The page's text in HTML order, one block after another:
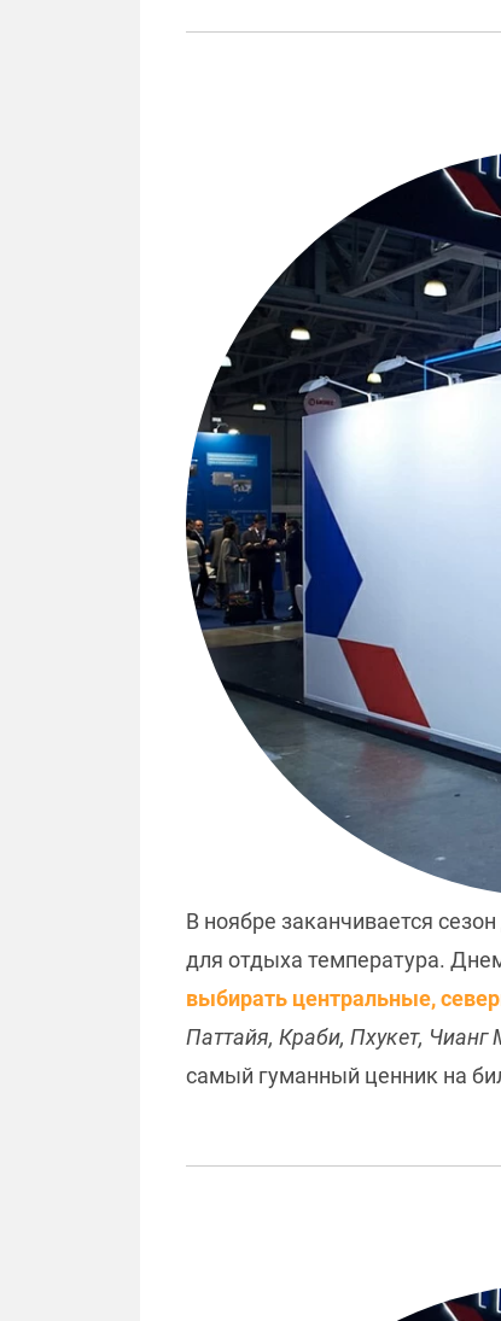
В ноябре заканчивается
для отдыха температура.
выбирать центральные,
Паттайя, Краби, Пхукет,
самый гуманный ценник на